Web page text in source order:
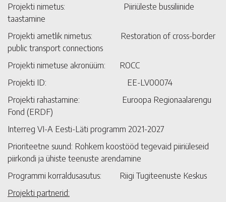
Projekti nimetus: Piiriüleste bussiliinide
taastamine
Projekti ametlik nimetus: Restoration of cross-border
public transport connections
Projekti nimetuse akronüüm: ROCC
Projekti ID: EE-LV00074
Projekti rahastamine: Euroopa Regionaalarengu
Fond (ERDF)
Interreg VI-A Eesti-Läti programm 2021-2027
Prioriteetne suund: Rohkem koostööd tegevaid piiriüleseid
piirkondi ja ühiste teenuste arendamine
Programmi korraldusasutus: Riigi Tugiteenuste Keskus
Projekti partnerid: